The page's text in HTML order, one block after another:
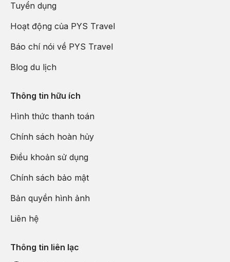
Tuyển dụng
Hoạt động của PYS Travel
Báo chí nói về PYS Travel
Blog du lịch
Thông tin hữu ích
Hình thức thanh toán
Chính sách hoàn hủy
Điều khoản sử dụng
Chính sách bảo mật
Bản quyền hình ảnh
Liên hệ
Thông tin liên lạc